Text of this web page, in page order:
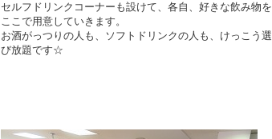
セルフドリンクコーナーも設けて、各自、好きな飲み物を
ここで用意していきます。
お酒がっつりの人も、ソフトドリンクの人も、けっこう選
び放題です☆